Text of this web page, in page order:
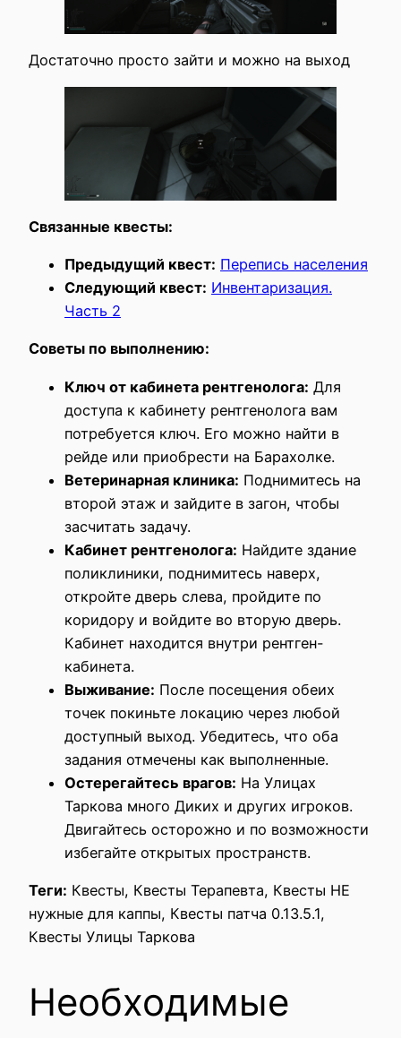
Достаточно просто зайти и можно на выход
Связанные квесты:
Предыдущий квест: Перепись населения
Следующий квест: Инвентаризация.
Часть 2
Советы по выполнению:
Ключ от кабинета рентгенолога: Для
доступа к кабинету рентгенолога вам
потребуется ключ. Его можно найти в
рейде или приобрести на Барахолке.
Ветеринарная клиника: Поднимитесь на
второй этаж и зайдите в загон, чтобы
засчитать задачу.
Кабинет рентгенолога: Найдите здание
поликлиники, поднимитесь наверх,
откройте дверь слева, пройдите по
коридору и войдите во вторую дверь.
Кабинет находится внутри рентген-
кабинета.
Выживание: После посещения обеих
точек покиньте локацию через любой
доступный выход. Убедитесь, что оба
задания отмечены как выполненные.
Остерегайтесь врагов: На Улицах
Таркова много Диких и других игроков.
Двигайтесь осторожно и по возможности
избегайте открытых пространств.
Теги: Квесты, Квесты Терапевта, Квесты НЕ
нужные для каппы, Квесты патча 0.13.5.1,
Квесты Улицы Таркова
Необходимые